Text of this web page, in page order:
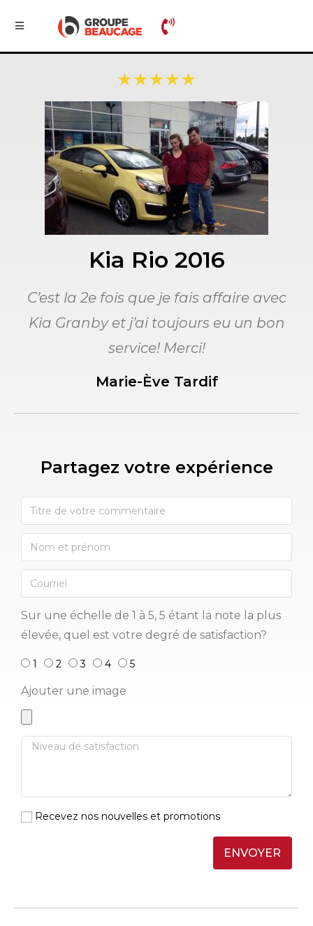
Kia Rio 2016
C’est la 2e fois que je fais affaire avec
Kia Granby et j’ai toujours eu un bon
service! Merci!
Marie-Ève Tardif
Partagez votre expérience​
Sur une échelle de 1 à 5, 5 étant la note la plus
élevée, quel est votre degré de satisfaction?
1 2 3 4 5
Ajouter une image
Recevez nos nouvelles et promotions
ENVOYER